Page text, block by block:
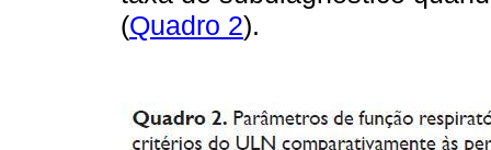
(Quadro 2).